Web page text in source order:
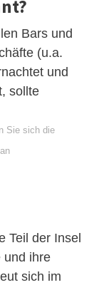
Bars und
(u.a.
und
sollte
Sie sich die
Teil der Insel
und ihre
sich im